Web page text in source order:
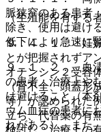
（生殖能を有する
９．４．１． 妊
とが把握されずア
オテンシン２受容
（腎不全、頭蓋形
等）が認められた
立ち、代替薬の有
検討し、治療上の
脈狭窄のある患者
除き、使用は避け
低下により急速に
９．１．２． 血
の患者：治療上や
は避けること（本
ウム血症の患者に
れがある）。また